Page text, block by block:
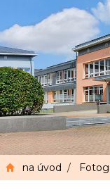
na úvod /